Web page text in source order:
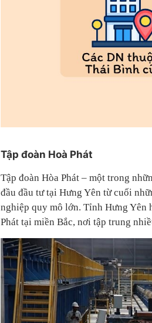
Tập đoàn Hoà Phát
Tập đoàn Hòa Phát – một trong
đầu đầu tư tại Hưng Yên từ cuối
nghiệp quy mô lớn. Tỉnh Hưng Yên
Phát tại miền Bắc, nơi tập trung